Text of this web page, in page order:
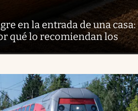
en la entrada de una casa:
qué lo recomiendan los